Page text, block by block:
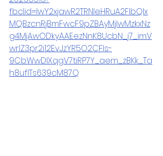
fbclid=IwY2xjawR2TRNleHRuA2FlbQIx
MQBzcnRjBmFwcF9pZBAyMjIwMzkxNz
g4MjAwODkyAAEezNnK8UcbN_j7_imV
wrIZ3pr2i12EvJzYR5O2CFIs-
9CbWwDlXqgV7tiRP7Y_aem_zBKk_Ta
h8ufITs639cM87Q